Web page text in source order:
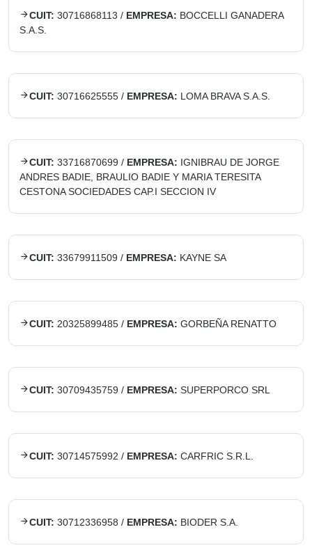
CUIT: 30716868113 / EMPRESA: BOCCELLI GANADERA
S.A.S.
CUIT: 30716625555 / EMPRESA: LOMA BRAVA S.A.S.
CUIT: 33716870699 / EMPRESA: IGNIBRAU DE JORGE
ANDRES BADIE, BRAULIO BADIE Y MARIA TERESITA
CESTONA SOCIEDADES CAP.I SECCION IV
CUIT: 33679911509 / EMPRESA: KAYNE SA
CUIT: 20325899485 / EMPRESA: GORBEÑA RENATTO
CUIT: 30709435759 / EMPRESA: SUPERPORCO SRL
CUIT: 30714575992 / EMPRESA: CARFRIC S.R.L.
CUIT: 30712336958 / EMPRESA: BIODER S.A.